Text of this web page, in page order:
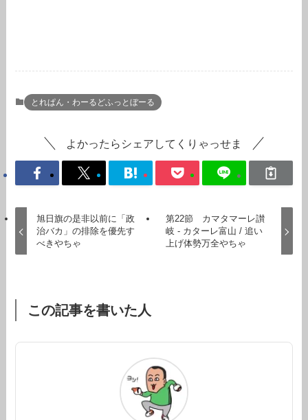
とれぱん・わーるどふっとぼーる
よかったらシェアしてくりゃっせま
旭日旗の是非以前に「政
治バカ」の排除を優先す
べきやちゃ
第22節 カマタマーレ讃
岐 - カターレ富山 / 追い
上げ体勢万全やちゃ
この記事を書いた人